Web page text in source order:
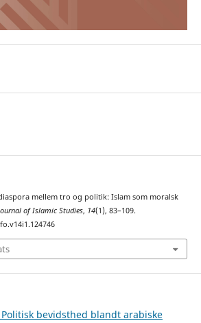
mellem tro og politik: Islam som moralsk
of Islamic Studies, 14(1), 83–109.
Politisk bevidsthed blandt arabiske